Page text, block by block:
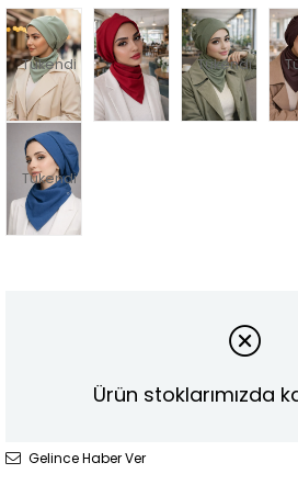
Tükendi Tükendi
Tükendi
Ürün stoklarımızda
Gelince Haber Ver